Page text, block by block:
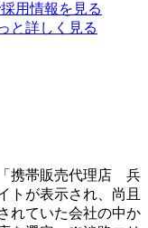
用情報を見る
と詳しく見る
携帯販売代理店 兵
トが表示され、尚且
れていた会社の中か